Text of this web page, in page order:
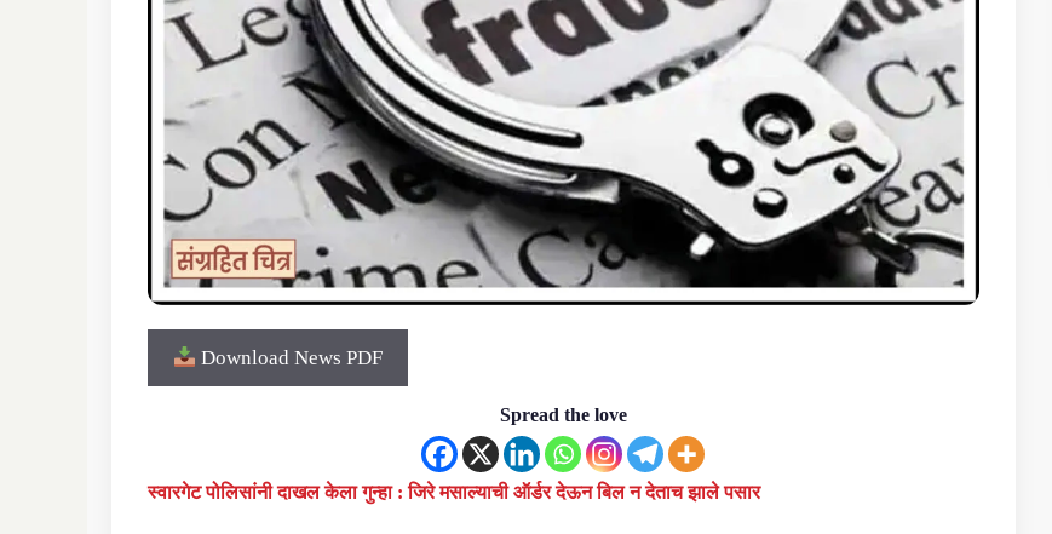
Download News PDF
Spread the love
स्वारगेट पोलिसांनी दाखल केला गुन्हा : जिरे मसाल्याची ऑर्डर देऊन बिल न देताच झाले पसार